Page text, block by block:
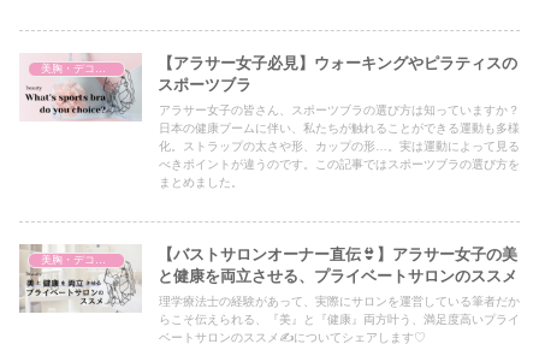
美胸・デコルテ
【アラサー女子必見】ウォーキングやピラティスの
スポーツブラ
アラサー女子の皆さん、スポーツブラの選び方は知っていますか？
日本の健康ブームに伴い、私たちが触れることができる運動も多様
化。ストラップの太さや形、カップの形…。実は運動によって見る
べきポイントが違うのです。この記事ではスポーツブラの選び方を
まとめました。
【バストサロンオーナー直伝👙】アラサー女子の美
と健康を両立させる、プライベートサロンのススメ
理学療法士の経験があって、実際にサロンを運営している筆者だか
らこそ伝えられる、『美』と『健康』両方叶う、満足度高いプライ
ベートサロンのススメ✍についてシェアします♡